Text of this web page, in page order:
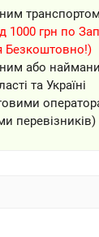
1000 грн по
Безкоштовно!)
або
та Україні
перевізників)